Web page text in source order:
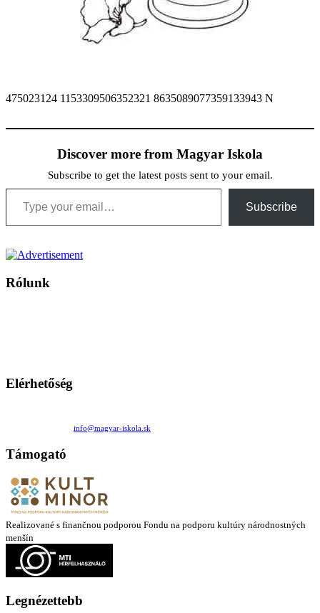
475023124 1153309506352321 8635089077359133943 N
Discover more from Magyar Iskola
Subscribe to get the latest posts sent to your email.
Type your email…
Subscribe
Rólunk
Elérhetőség
info@magyar-iskola.sk
Támogató
Realizované s finančnou podporou Fondu na podporu kultúry národnostných
menšín
Legnézettebb